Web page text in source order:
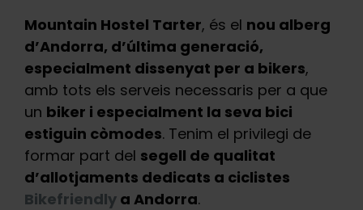
Mountain Hostel Tarter, és el nou alberg
d’Andorra, d’última generació,
especialment dissenyat per a bikers,
amb tots els serveis necessaris per a que
un biker i especialment la seva bici
estiguin còmodes. Tenim el privilegi de
formar part del segell de qualitat
d’allotjaments dedicats a ciclistes
Bikefriendly a Andorra.